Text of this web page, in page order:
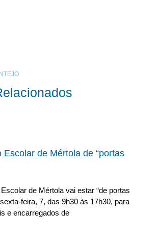
Escolar de Mértola de “portas
de Mértola vai estar “de portas
feira, 7, das 9h30 às 17h30, para
e encarregados de